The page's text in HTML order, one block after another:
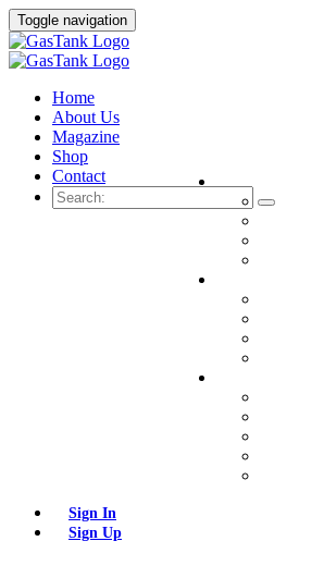
Toggle navigation
Home
About Us
Magazine
Shop
Contact
Sign In
Sign Up